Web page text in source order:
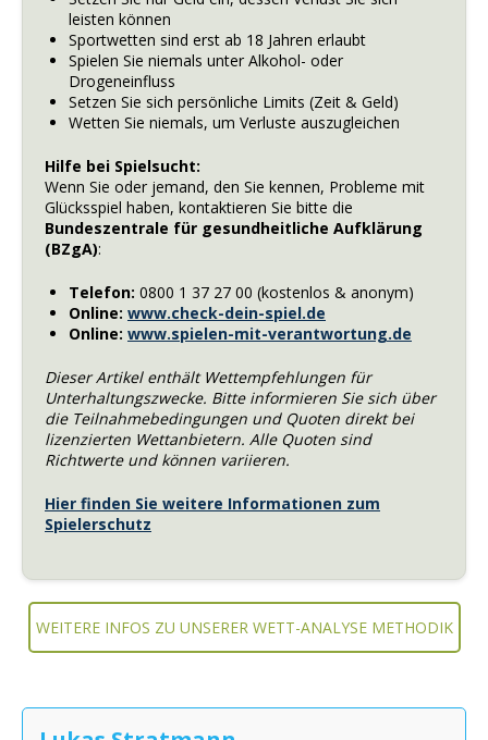
leisten können
Sportwetten sind erst ab 18 Jahren erlaubt
Spielen Sie niemals unter Alkohol- oder
Drogeneinfluss
Setzen Sie sich persönliche Limits (Zeit & Geld)
Wetten Sie niemals, um Verluste auszugleichen
Hilfe bei Spielsucht:
Wenn Sie oder jemand, den Sie kennen, Probleme mit
Glücksspiel haben, kontaktieren Sie bitte die
Bundeszentrale für gesundheitliche Aufklärung
(BZgA):
Telefon: 0800 1 37 27 00 (kostenlos & anonym)
Online: www.check-dein-spiel.de
Online: www.spielen-mit-verantwortung.de
Dieser Artikel enthält Wettempfehlungen für
Unterhaltungszwecke. Bitte informieren Sie sich über
die Teilnahmebedingungen und Quoten direkt bei
lizenzierten Wettanbietern. Alle Quoten sind
Richtwerte und können variieren.
Hier finden Sie weitere Informationen zum
Spielerschutz
WEITERE INFOS ZU UNSERER WETT-ANALYSE METHODIK